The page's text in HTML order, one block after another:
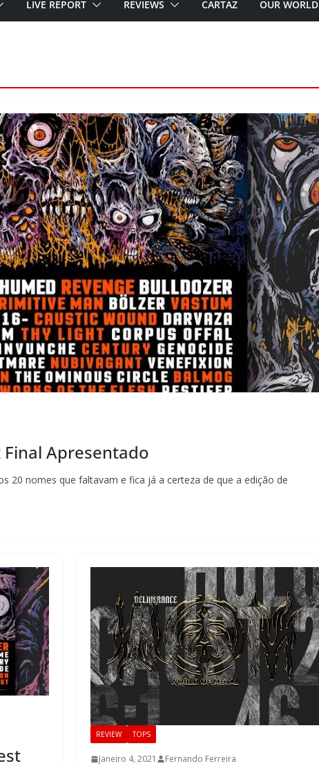
LIVE REPORT REVIEWS CARTAZ OUR WORLD
Final Apresentado
20 nomes que faltavam e fica já a certeza de que a edição de
REVIEW TOPS
Janeiro 4, 2021 Fernando Ferreira